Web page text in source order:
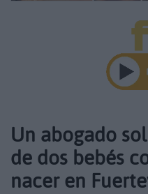
Un abogado
de dos bebés
nacer en